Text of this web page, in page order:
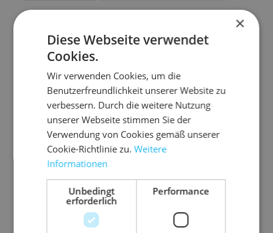
Artikelinformationen
Ökologisches Verpackungsmaterial zum Polstern
und Abdecken empfindlicher Waren.
schützt Möbel, Bilderrahmen, Porzellan,
Metallwaren, Kunststoffteile und vieles mehr
dämpft Erschütterungen und bewahrt vor
Kratzern
×
Diese Webseite verwendet
Cookies.
Wir verwenden Cookies, um die
Benutzerfreundlichkeit unserer Website zu
verbessern. Durch die weitere Nutzung
unserer Webseite stimmen Sie der
Verwendung von Cookies gemäß unserer
Cookie-Richtlinie zu.Weitere
Informationen
Unbedingt
erforderlich
Performance